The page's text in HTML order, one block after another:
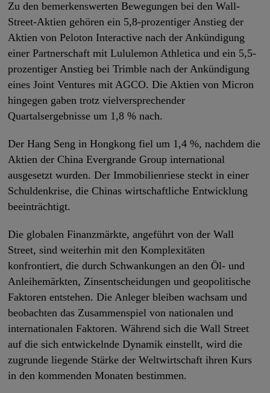
Zu den bemerkenswerten Bewegungen bei den Wall-
Street-Aktien gehören ein 5,8-prozentiger Anstieg der
Aktien von Peloton Interactive nach der Ankündigung
einer Partnerschaft mit Lululemon Athletica und ein 5,5-
prozentiger Anstieg bei Trimble nach der Ankündigung
eines Joint Ventures mit AGCO. Die Aktien von Micron
hingegen gaben trotz vielversprechender
Quartalsergebnisse um 1,8 % nach.
Der Hang Seng in Hongkong fiel um 1,4 %, nachdem die
Aktien der China Evergrande Group international
ausgesetzt wurden. Der Immobilienriese steckt in einer
Schuldenkrise, die Chinas wirtschaftliche Entwicklung
beeinträchtigt.
Die globalen Finanzmärkte, angeführt von der Wall
Street, sind weiterhin mit den Komplexitäten
konfrontiert, die durch Schwankungen an den Öl- und
Anleihemärkten, Zinsentscheidungen und geopolitische
Faktoren entstehen. Die Anleger bleiben wachsam und
beobachten das Zusammenspiel von nationalen und
internationalen Faktoren. Während sich die Wall Street
auf die sich entwickelnde Dynamik einstellt, wird die
zugrunde liegende Stärke der Weltwirtschaft ihren Kurs
in den kommenden Monaten bestimmen.